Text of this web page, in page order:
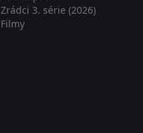
Zrádci 3. série (2026)
Filmy